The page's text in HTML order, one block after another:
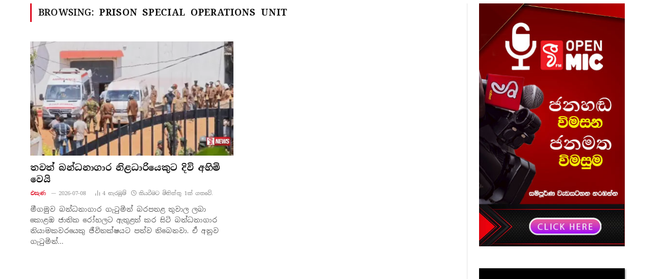
BROWSING: PRISON SPECIAL OPERATIONS UNIT
තවත් බන්ධනාගාර නිළධාරියෙකුට දිවි අහිමි
වෙයි
එසැණ 2026-07-08 4 නැරඹු​ම් කියවීමට මිනිත්තු 1ක් ගතවේ.
මීගමුව බන්ධනාගාර ගැටුමින් බරපතළ තුවාල ලබා
කොළඹ ජාතික රෝහලට ඇතුළත් කර සිටි බන්ධනාගාර
නියාමකවරයෙකු ජීවිතක්ෂයට පත්ව තිබෙනවා. ඒ අනුව
ගැටුමින්…